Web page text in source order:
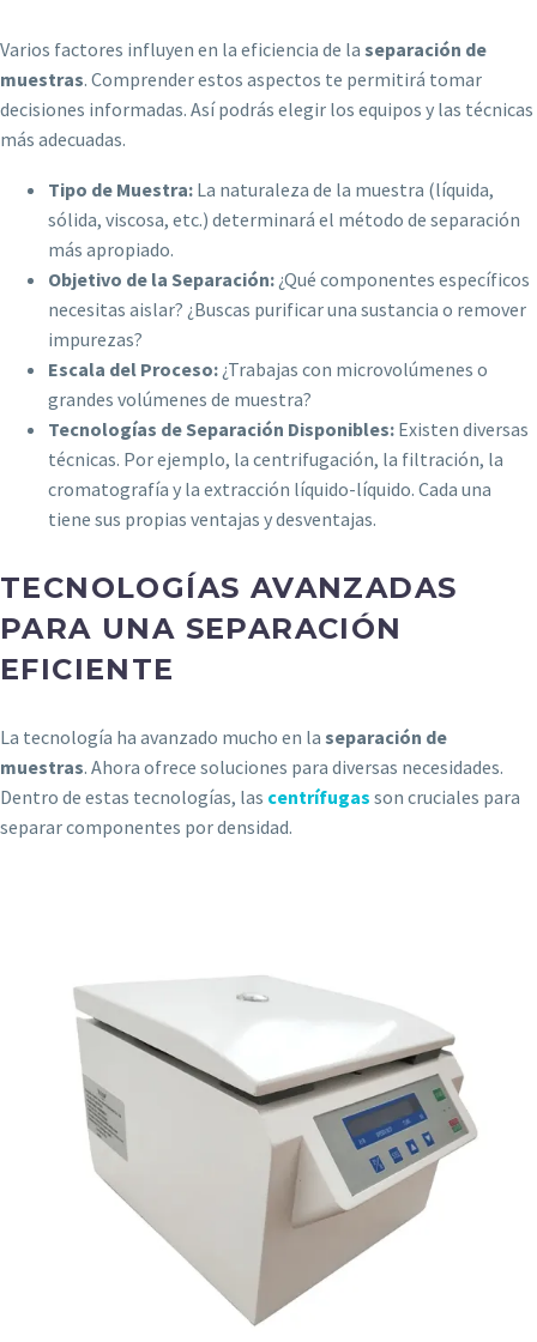
Varios factores influyen en la eficiencia de la separación de
muestras. Comprender estos aspectos te permitirá tomar
decisiones informadas. Así podrás elegir los equipos y las técnicas
más adecuadas.
Tipo de Muestra: La naturaleza de la muestra (líquida,
sólida, viscosa, etc.) determinará el método de separación
más apropiado.
Objetivo de la Separación: ¿Qué componentes específicos
necesitas aislar? ¿Buscas purificar una sustancia o remover
impurezas?
Escala del Proceso: ¿Trabajas con microvolúmenes o
grandes volúmenes de muestra?
Tecnologías de Separación Disponibles: Existen diversas
técnicas. Por ejemplo, la centrifugación, la filtración, la
cromatografía y la extracción líquido-líquido. Cada una
tiene sus propias ventajas y desventajas.
TECNOLOGÍAS AVANZADAS
PARA UNA SEPARACIÓN
EFICIENTE
La tecnología ha avanzado mucho en la separación de
muestras. Ahora ofrece soluciones para diversas necesidades.
Dentro de estas tecnologías, las centrífugas son cruciales para
separar componentes por densidad.